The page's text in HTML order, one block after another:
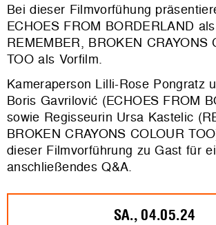
Bei dieser Filmvorfühung
ECHOES FROM BORDERLAND
REMEMBER, BROKEN CRAYONS
TOO als Vorfilm.
Kameraperson Lilli-Rose Pongratz
Boris Gavrilović (ECHOES FROM
sowie Regisseurin Ursa Kastelic
BROKEN CRAYONS COLOUR
dieser Filmvorführung zu Gast für
anschließendes Q&A.
SA., 04.05.24